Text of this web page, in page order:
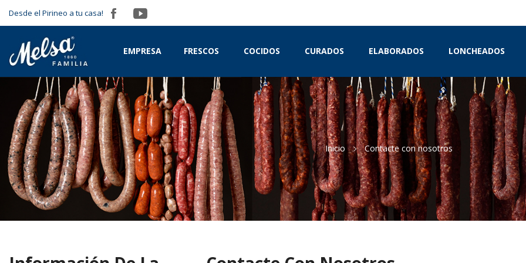
Desde el Pirineo a tu casa!
EMPRESA FRESCOS COCIDOS CURADOS ELABORADOS LONCHEADOS
Inicio Contacte con nosotros